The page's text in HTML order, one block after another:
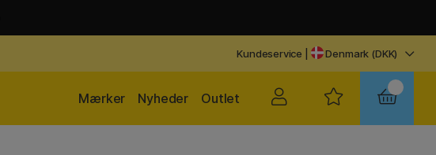
Kundeservice Denmark (DKK)
Outlet
Nyheder
Mærker